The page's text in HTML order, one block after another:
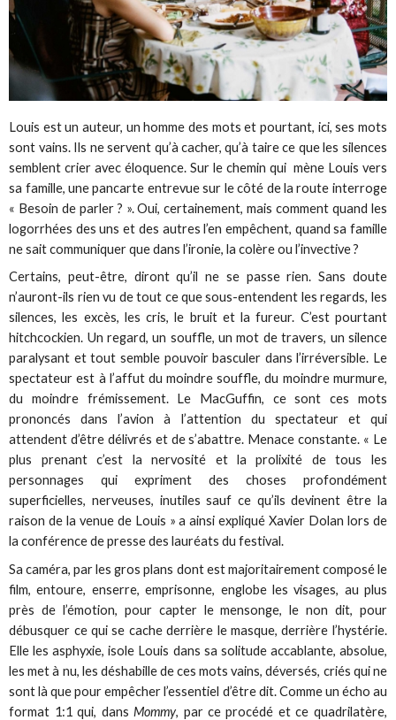
Louis est un auteur, un homme des mots et pourtant, ici, ses mots
sont vains. Ils ne servent qu’à cacher, qu’à taire ce que les silences
semblent crier avec éloquence. Sur le chemin qui mène Louis vers
sa famille, une pancarte entrevue sur le côté de la route interroge
« Besoin de parler ? ». Oui, certainement, mais comment quand les
logorrhées des uns et des autres l’en empêchent, quand sa famille
ne sait communiquer que dans l’ironie, la colère ou l’invective ?
Certains, peut-être, diront qu’il ne se passe rien. Sans doute
n’auront-ils rien vu de tout ce que sous-entendent les regards, les
silences, les excès, les cris, le bruit et la fureur. C’est pourtant
hitchcockien. Un regard, un souffle, un mot de travers, un silence
paralysant et tout semble pouvoir basculer dans l’irréversible. Le
spectateur est à l’affut du moindre souffle, du moindre murmure,
du moindre frémissement. Le MacGuffin, ce sont ces mots
prononcés dans l’avion à l’attention du spectateur et qui
attendent d’être délivrés et de s’abattre. Menace constante. « Le
plus prenant c’est la nervosité et la prolixité de tous les
personnages qui expriment des choses profondément
superficielles, nerveuses, inutiles sauf ce qu’ils devinent être la
raison de la venue de Louis » a ainsi expliqué Xavier Dolan lors de
la conférence de presse des lauréats du festival.
Sa caméra, par les gros plans dont est majoritairement composé le
film, entoure, enserre, emprisonne, englobe les visages, au plus
près de l’émotion, pour capter le mensonge, le non dit, pour
débusquer ce qui se cache derrière le masque, derrière l’hystérie.
Elle les asphyxie, isole Louis dans sa solitude accablante, absolue,
les met à nu, les déshabille de ces mots vains, déversés, criés qui ne
sont là que pour empêcher l’essentiel d’être dit. Comme un écho au
format 1:1 qui, dansMommy, par ce procédé et ce quadrilatère,